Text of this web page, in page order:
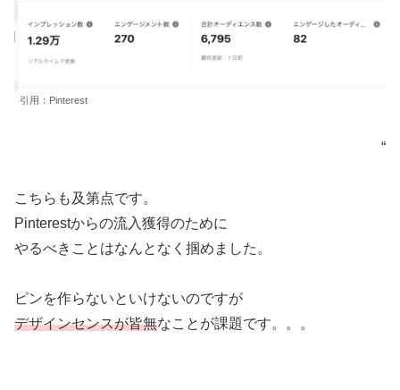
引用：Pinterest
“
こちらも及第点です。
Pinterestからの流入獲得のために
やるべきことはなんとなく掴めました。
ピンを作らないといけないのですが
デザインセンスが皆無なことが課題です。。。